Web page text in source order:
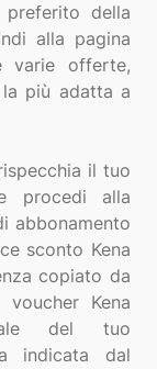
della
alla pagina
varie offerte,
più adatta a
il tuo
procedi alla
abbonamento
sconto Kena
copiato da
Kena
del tuo
indicata dal